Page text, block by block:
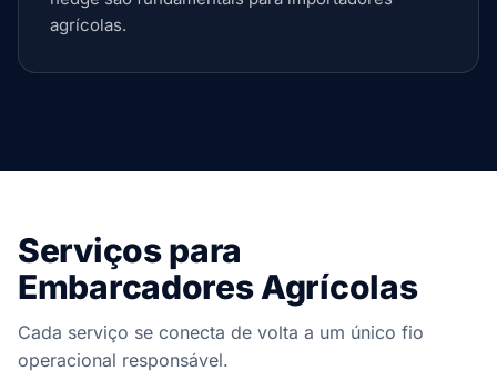
agrícolas.
Serviços para
Embarcadores Agrícolas
Cada serviço se conecta de volta a um único fio
operacional responsável.